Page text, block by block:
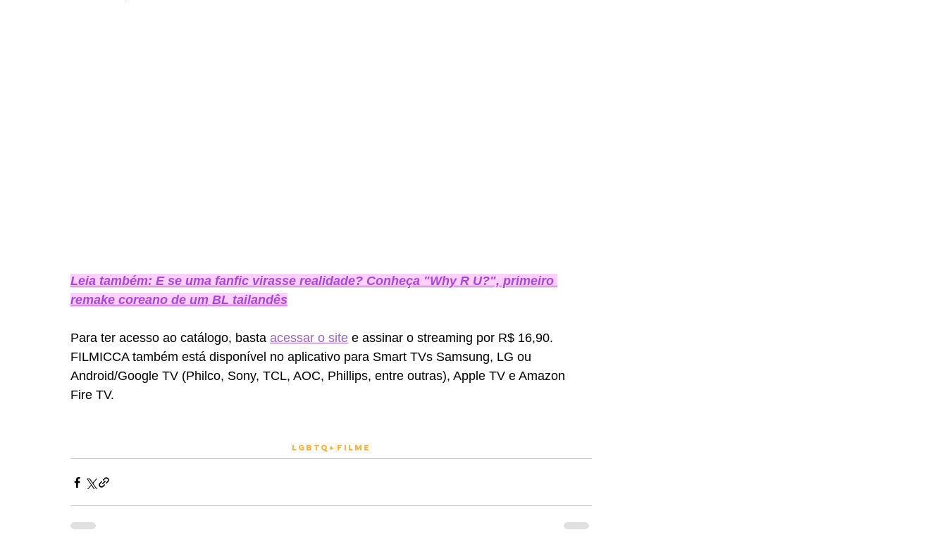
Leia também: E se uma fanfic virasse realidade? Conheça "Why R U?", primeiro
remake coreano de um BL tailandês
Para ter acesso ao catálogo, basta acessar o site e assinar o streaming por R$ 16,90.
FILMICCA também está disponível no aplicativo para Smart TVs Samsung, LG ou
Android/Google TV (Philco, Sony, TCL, AOC, Phillips, entre outras), Apple TV e Amazon
Fire TV.
LGBTQ+ filme